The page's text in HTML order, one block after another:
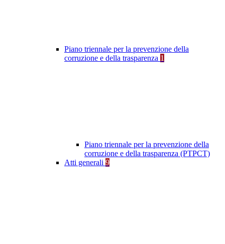
Piano triennale per la prevenzione della
corruzione e della trasparenza 1
Piano triennale per la prevenzione della
corruzione e della trasparenza (PTPCT)
Atti generali 9